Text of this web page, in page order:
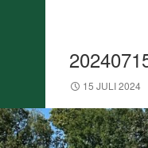
15 JULI 2024